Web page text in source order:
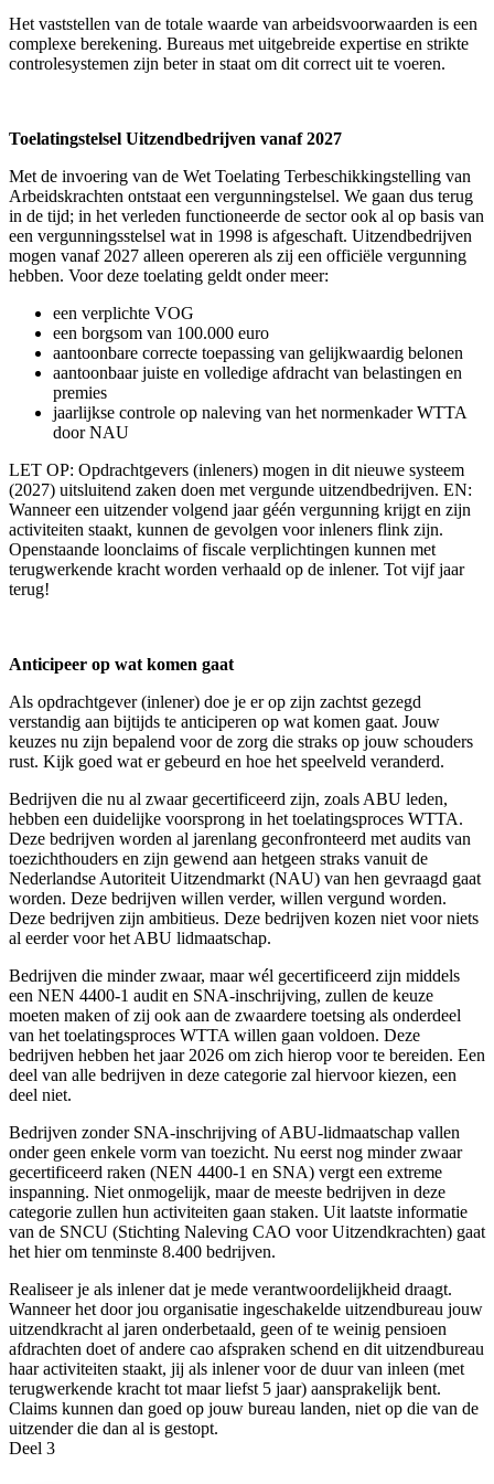
Het vaststellen van de totale waarde van arbeidsvoorwaarden is een
complexe berekening. Bureaus met uitgebreide expertise en strikte
controlesystemen zijn beter in staat om dit correct uit te voeren.
Toelatingstelsel Uitzendbedrijven vanaf 2027
Met de invoering van de Wet Toelating Terbeschikkingstelling van
Arbeidskrachten ontstaat een vergunningstelsel. We gaan dus terug
in de tijd; in het verleden functioneerde de sector ook al op basis van
een vergunningsstelsel wat in 1998 is afgeschaft. Uitzendbedrijven
mogen vanaf 2027 alleen opereren als zij een officiële vergunning
hebben. Voor deze toelating geldt onder meer:
een verplichte VOG
een borgsom van 100.000 euro
aantoonbare correcte toepassing van gelijkwaardig belonen
aantoonbaar juiste en volledige afdracht van belastingen en
premies
jaarlijkse controle op naleving van het normenkader WTTA
door NAU
LET OP: Opdrachtgevers (inleners) mogen in dit nieuwe systeem
(2027) uitsluitend zaken doen met vergunde uitzendbedrijven. EN:
Wanneer een uitzender volgend jaar géén vergunning krijgt en zijn
activiteiten staakt, kunnen de gevolgen voor inleners flink zijn.
Openstaande loonclaims of fiscale verplichtingen kunnen met
terugwerkende kracht worden verhaald op de inlener. Tot vijf jaar
terug!
Anticipeer op wat komen gaat
Als opdrachtgever (inlener) doe je er op zijn zachtst gezegd
verstandig aan bijtijds te anticiperen op wat komen gaat. Jouw
keuzes nu zijn bepalend voor de zorg die straks op jouw schouders
rust. Kijk goed wat er gebeurd en hoe het speelveld veranderd.
Bedrijven die nu al zwaar gecertificeerd zijn, zoals ABU leden,
hebben een duidelijke voorsprong in het toelatingsproces WTTA.
Deze bedrijven worden al jarenlang geconfronteerd met audits van
toezichthouders en zijn gewend aan hetgeen straks vanuit de
Nederlandse Autoriteit Uitzendmarkt (NAU) van hen gevraagd gaat
worden. Deze bedrijven willen verder, willen vergund worden.
Deze bedrijven zijn ambitieus. Deze bedrijven kozen niet voor niets
al eerder voor het ABU lidmaatschap.
Bedrijven die minder zwaar, maar wél gecertificeerd zijn middels
een NEN 4400-1 audit en SNA-inschrijving, zullen de keuze
moeten maken of zij ook aan de zwaardere toetsing als onderdeel
van het toelatingsproces WTTA willen gaan voldoen. Deze
bedrijven hebben het jaar 2026 om zich hierop voor te bereiden. Een
deel van alle bedrijven in deze categorie zal hiervoor kiezen, een
deel niet.
Bedrijven zonder SNA-inschrijving of ABU-lidmaatschap vallen
onder geen enkele vorm van toezicht. Nu eerst nog minder zwaar
gecertificeerd raken (NEN 4400-1 en SNA) vergt een extreme
inspanning. Niet onmogelijk, maar de meeste bedrijven in deze
categorie zullen hun activiteiten gaan staken. Uit laatste informatie
van de SNCU (Stichting Naleving CAO voor Uitzendkrachten) gaat
het hier om tenminste 8.400 bedrijven.
Realiseer je als inlener dat je mede verantwoordelijkheid draagt.
Wanneer het door jou organisatie ingeschakelde uitzendbureau jouw
uitzendkracht al jaren onderbetaald, geen of te weinig pensioen
afdrachten doet of andere cao afspraken schend en dit uitzendbureau
haar activiteiten staakt, jij als inlener voor de duur van inleen (met
terugwerkende kracht tot maar liefst 5 jaar) aansprakelijk bent.
Claims kunnen dan goed op jouw bureau landen, niet op die van de
uitzender die dan al is gestopt.
Deel 3